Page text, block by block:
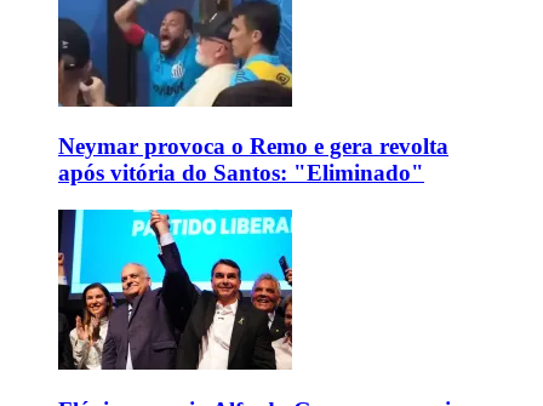
Neymar provoca o Remo e gera revolta
após vitória do Santos: "Eliminado"